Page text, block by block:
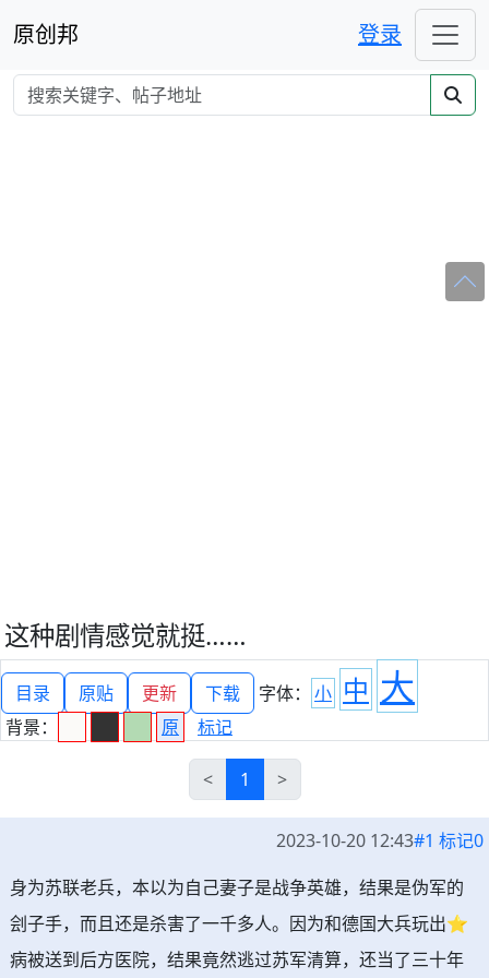
原创邦 登录
这种剧情感觉就挺……
目录 原贴
沉默之剑33
bilibili吧
更新
下载 字体： 小 中 大
背景： 原 标记
< 1 >
2023-10-20 12:43#1 标记0
身为苏联老兵，本以为自己妻子是战争英雄，结果是伪军的
刽子手，而且还是杀害了一千多人。因为和德国大兵玩出⭐
病被送到后方医院，结果竟然逃过苏军清算，还当了三十年